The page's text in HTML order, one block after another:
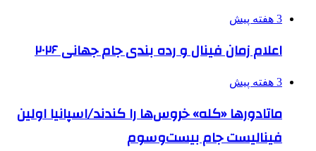
3 هفته پیش
اعلام زمان فینال و رده بندی جام جهانی ۲۰۲۶
3 هفته پیش
ماتادورها «کله» خروس‌ها را کندند/اسپانیا اولین
فینالیست جام بیست‌وسوم